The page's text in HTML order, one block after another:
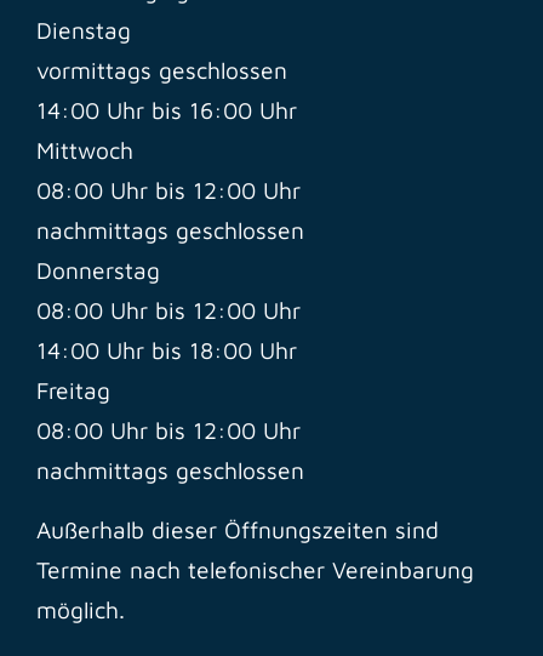
Dienstag
vormittags geschlossen
14:00 Uhr bis 16:00 Uhr
Mittwoch
08:00 Uhr bis 12:00 Uhr
nachmittags geschlossen
Donnerstag
08:00 Uhr bis 12:00 Uhr
14:00 Uhr bis 18:00 Uhr
Freitag
08:00 Uhr bis 12:00 Uhr
nachmittags geschlossen
Außerhalb dieser Öffnungszeiten sind
Termine nach telefonischer Vereinbarung
möglich.